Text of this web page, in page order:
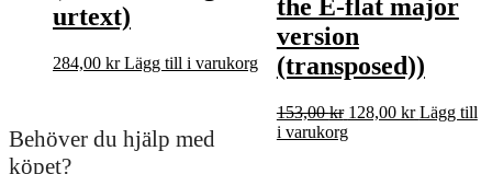
urtext)
284,00 kr Lägg till i varukorg
the E-flat major
version
(transposed))
153,00kr Det
ursprungliga
128,00 krDet
Lägg till
i varukorg
Behöver du hjälp med
köpet?